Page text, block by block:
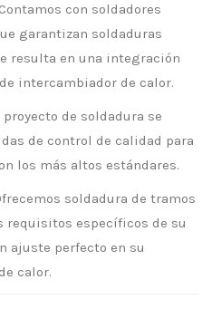
Contamos con soldadores
garantizan soldaduras
resulta en una integración
intercambiador de calor.
proyecto de soldadura se
de control de calidad para
los más altos estándares.
soldadura de tramos
requisitos específicos de su
ajuste perfecto en su
calor.